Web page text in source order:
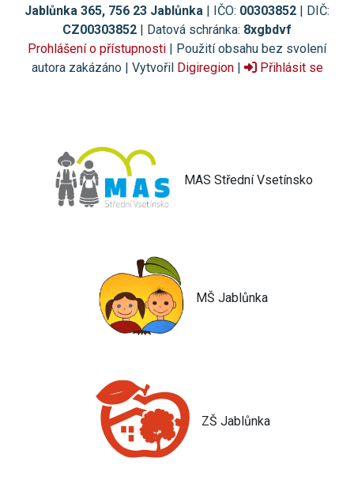
Jablůnka 365, 756 23 Jablůnka | IČO: 00303852 | DIČ:
CZ00303852 | Datová schránka: 8xgbdvf
Prohlášení o přístupnosti | Použití obsahu bez svolení
autora zakázáno | Vytvořil Digiregion| Přihlásit se
MAS Střední Vsetínsko
MŠ Jablůnka
ZŠ Jablůnka